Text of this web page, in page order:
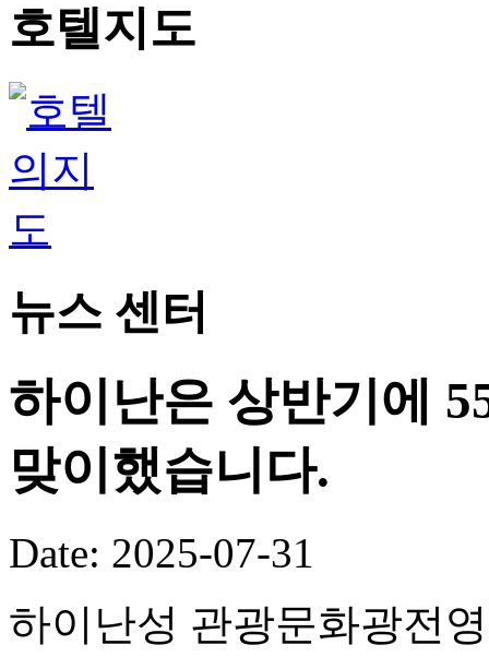
호텔지도
뉴스 센터
하이난은 상반기에
맞이했습니다.
Date: 2025-07-31
하이난성 관광문화광전